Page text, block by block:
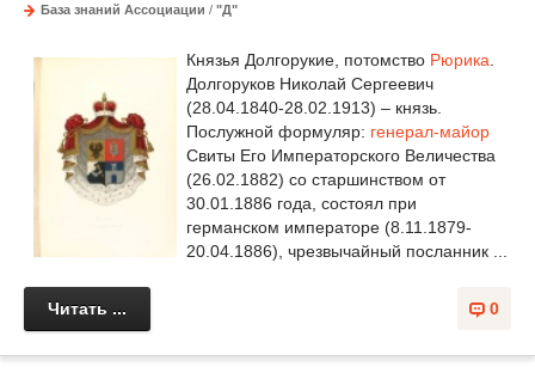
База знаний Ассоциации / "Д"
Князья Долгорукие, потомство Рюрика.
Долгоруков Николай Сергеевич
(28.04.1840-28.02.1913) – князь.
Послужной формуляр: генерал-майор
Свиты Его Императорского Величества
(26.02.1882) со старшинством от
30.01.1886 года, состоял при
германском императоре (8.11.1879-
20.04.1886), чрезвычайный посланник ...
0
Читать ...